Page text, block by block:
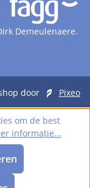
Demeulenaere.
door Pixeo
om de best
informatie...